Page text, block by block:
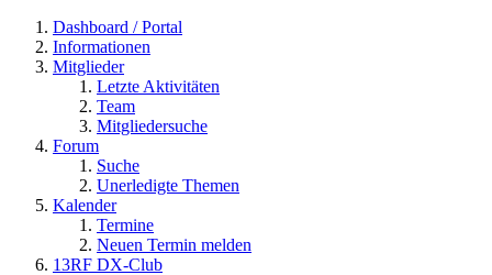
Dashboard / Portal
Informationen
Mitglieder
Letzte Aktivitäten
Team
Mitgliedersuche
Forum
Suche
Unerledigte Themen
Kalender
Termine
Neuen Termin melden
13RF DX-Club